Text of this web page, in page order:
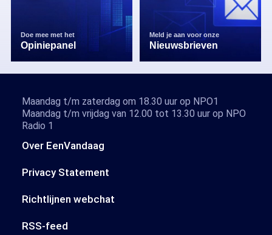
Doe mee met het
Opiniepanel
Meld je aan voor onze
Nieuwsbrieven
Over EenVandaag
Privacy Statement
Richtlijnen webchat
RSS-feed
Maandag t/m zaterdag om 18.30 uur op NPO1
Maandag t/m vrijdag van 12.00 tot 13.30 uur op NPO
Radio 1